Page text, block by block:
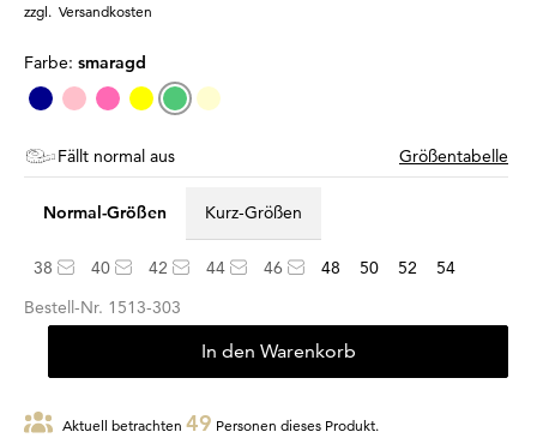
zzgl. Versandkosten
Farbe: smaragd
Fällt normal aus Größentabelle
Normal-Größen Kurz-Größen
38 40 42 44 46 48 50 52
54
Bestell-Nr. 1513-303
In den Warenkorb
Aktuell betrachten 49 Personen dieses Produkt.